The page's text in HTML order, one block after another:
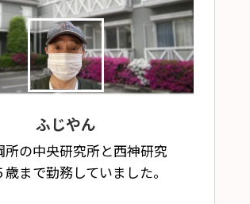
ふじやん
所の中央研究所と西神研究
まで勤務していました。